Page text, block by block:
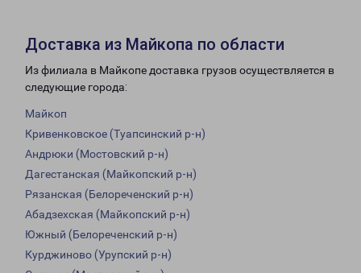
Доставка из Майкопа по области
Из филиала в Майкопе доставка грузов осуществляется в
следующие города:
Майкоп
Кривенковское (Туапсинский р-н)
Андрюки (Мостовский р-н)
Дагестанская (Майкопский р-н)
Рязанская (Белореченский р-н)
Абадзехская (Майкопский р-н)
Южный (Белореченский р-н)
Курджиново (Урупский р-н)